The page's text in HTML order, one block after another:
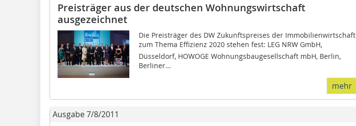
Preisträger aus der deutschen Wohnungswirtschaft
ausgezeichnet
Die Preisträger des DW Zukunftspreises der Immobilienwirtschaft
zum Thema Effizienz 2020 stehen fest: LEG NRW GmbH,
Düsseldorf, HOWOGE Wohnungsbaugesellschaft mbH, Berlin,
Berliner...
mehr
Ausgabe 7/8/2011